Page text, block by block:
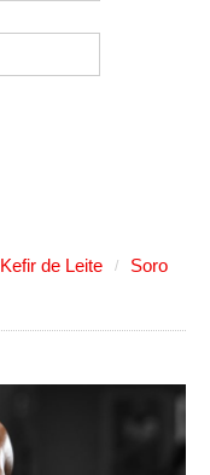
Kefir de Leite
Soro